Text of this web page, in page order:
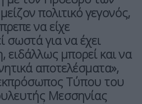
πολιτικό γεγονός,
να είχε
σωστά για να έχει
ειδάλλως μπορεί και να
αποτελέσματα»,
Τύπου του
Μεσσηνίας